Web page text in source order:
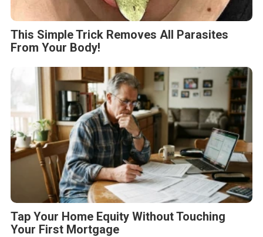
This Simple Trick Removes All Parasites
From Your Body!
Tap Your Home Equity Without Touching
Your First Mortgage